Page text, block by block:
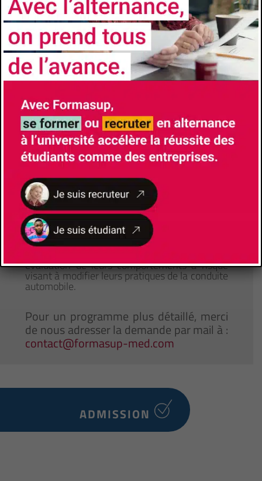
Travailler en équipe autant qu'en autonomie et
responsabilité au service d'un projet.
Analyser et prendre des décisions appuyées
sur les résultats dans sa pratique
professionnelle.
Compétences spécifiques des parcours-type :
Formation d'adultes
Adapter les méthodes et outils pédagogiques
d'intervention à un contexte professionnel.
Un axe d'enseignements optionnels est
leur gestion, dont les compétences spécifiques
sont :
Intervenir pour modifier les comportements à
risque dans le contexte de la sécurité routière ;
Accompagner les conducteurs dans une
évaluation de leurs comportements à risque
visant à modifier leurs pratiques de la conduite
automobile.
Pour un programme plus détaillé, merci
de nous adresser la demande par mail à :
contact@formasup-med.com
ADMISSION